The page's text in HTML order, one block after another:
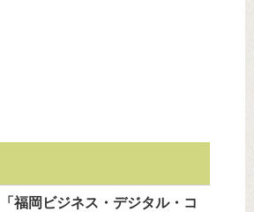
「福岡ビジネス・デジタル・コ